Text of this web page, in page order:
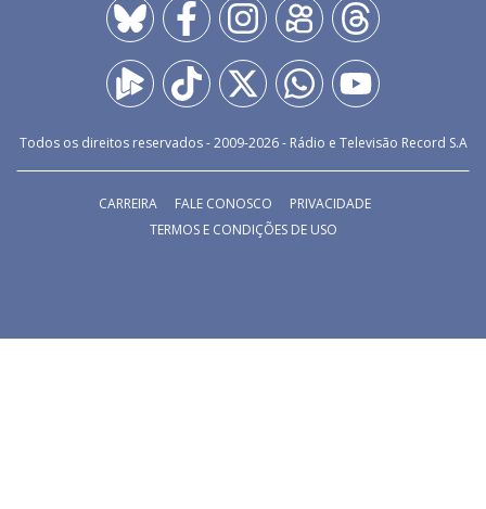
Todos os direitos reservados - 2009-2026- Rádio e Televisão Record S.A
CARREIRA FALE CONOSCO
PRIVACIDADE
TERMOS E CONDIÇÕES DE USO